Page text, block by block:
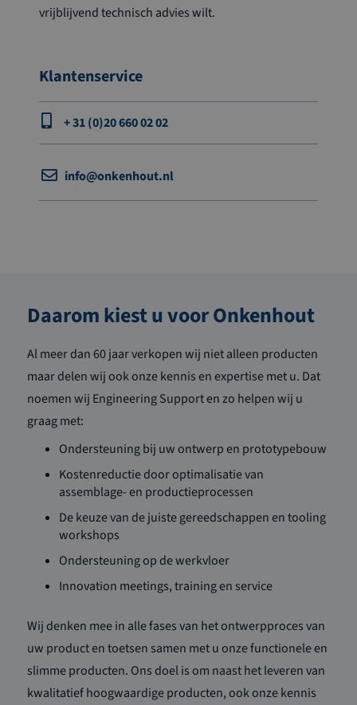
vrijblijvend technisch advies wilt.
Klantenservice
+ 31 (0)20 660 02 02
info@onkenhout.nl
Daarom kiest u voor Onkenhout
Al meer dan 60 jaar verkopen wij niet alleen producten
maar delen wij ook onze kennis en expertise met u. Dat
noemen wij Engineering Support en zo helpen wij u
graag met:
Ondersteuning bij uw ontwerp en prototypebouw
Kostenreductie door optimalisatie van
assemblage- en productieprocessen
De keuze van de juiste gereedschappen en tooling
workshops
Ondersteuning op de werkvloer
Innovation meetings, training en service
Wij denken mee in alle fases van het ontwerpproces van
uw product en toetsen samen met u onze functionele en
slimme producten. Ons doel is om naast het leveren van
kwalitatief hoogwaardige producten, ook onze kennis